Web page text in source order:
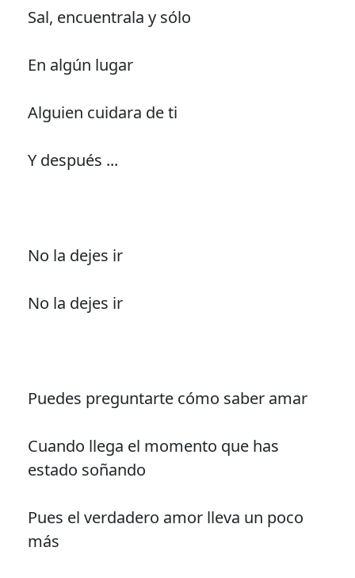
Sal, encuentrala y sólo
En algún lugar
Alguien cuidara de ti
Y después ...
No la dejes ir
No la dejes ir
Puedes preguntarte cómo saber amar
Cuando llega el momento que has
estado soñando
Pues el verdadero amor lleva un poco
más